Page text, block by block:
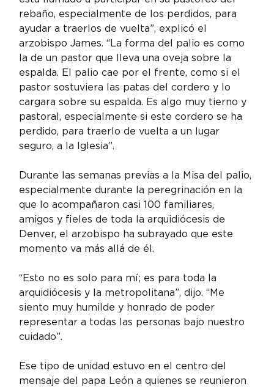
rebaño, especialmente de los perdidos, para
ayudar a traerlos de vuelta”, explicó el
arzobispo James. “La forma del palio es como
la de un pastor que lleva una oveja sobre la
espalda. El palio cae por el frente, como si el
pastor sostuviera las patas del cordero y lo
cargara sobre su espalda. Es algo muy tierno y
pastoral, especialmente si este cordero se ha
perdido, para traerlo de vuelta a un lugar
seguro, a la Iglesia”.
Durante las semanas previas a la Misa del palio,
especialmente durante la peregrinación en la
que lo acompañaron casi 100 familiares,
amigos y fieles de toda la arquidiócesis de
Denver, el arzobispo ha subrayado que este
momento va más allá de él.
“Esto no es solo para mí; es para toda la
arquidiócesis y la metropolitana”, dijo. “Me
siento muy humilde y honrado de poder
representar a todas las personas bajo nuestro
cuidado”.
Ese tipo de unidad estuvo en el centro del
mensaje del papa León a quienes se reunieron